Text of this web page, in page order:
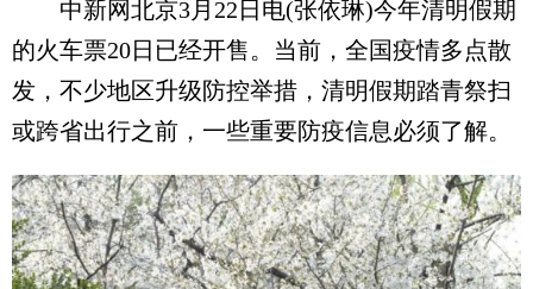
中新网北京3月22日电(张依琳)今年清明假期
的火车票20日已经开售。当前，全国疫情多点散
发，不少地区升级防控举措，清明假期踏青祭扫
或跨省出行之前，一些重要防疫信息必须了解。